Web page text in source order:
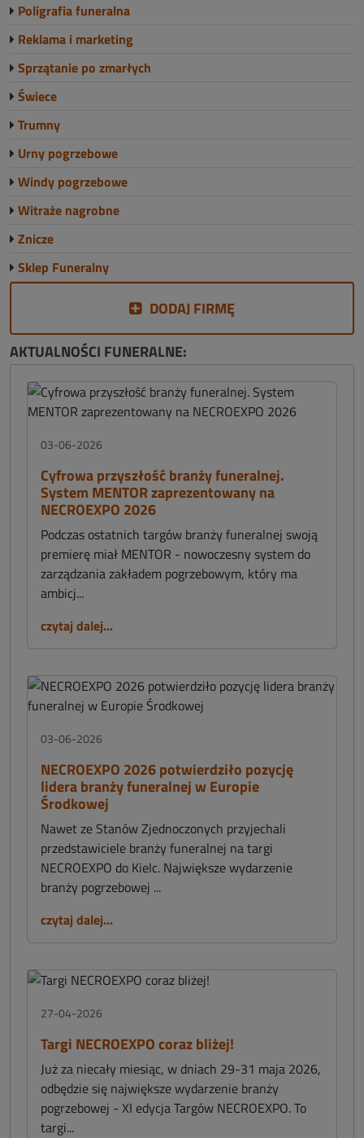
Poligrafia funeralna
Reklama i marketing
Sprzątanie po zmarłych
Świece
Trumny
Urny pogrzebowe
Windy pogrzebowe
Witraże nagrobne
Znicze
Sklep Funeralny
DODAJ FIRMĘ
AKTUALNOŚCI FUNERALNE:
03-06-2026
Cyfrowa przyszłość branży funeralnej.
System MENTOR zaprezentowany na
NECROEXPO 2026
Podczas ostatnich targów branży funeralnej swoją
premierę miał MENTOR - nowoczesny system do
zarządzania zakładem pogrzebowym, który ma
ambicj...
czytaj dalej...
03-06-2026
NECROEXPO 2026 potwierdziło pozycję
lidera branży funeralnej w Europie
Środkowej
Nawet ze Stanów Zjednoczonych przyjechali
przedstawiciele branży funeralnej na targi
NECROEXPO do Kielc. Największe wydarzenie
branży pogrzebowej ...
czytaj dalej...
27-04-2026
Targi NECROEXPO coraz bliżej!
Już za niecały miesiąc, w dniach 29-31 maja 2026,
odbędzie się największe wydarzenie branży
pogrzebowej - XI edycja Targów NECROEXPO. To
targi...